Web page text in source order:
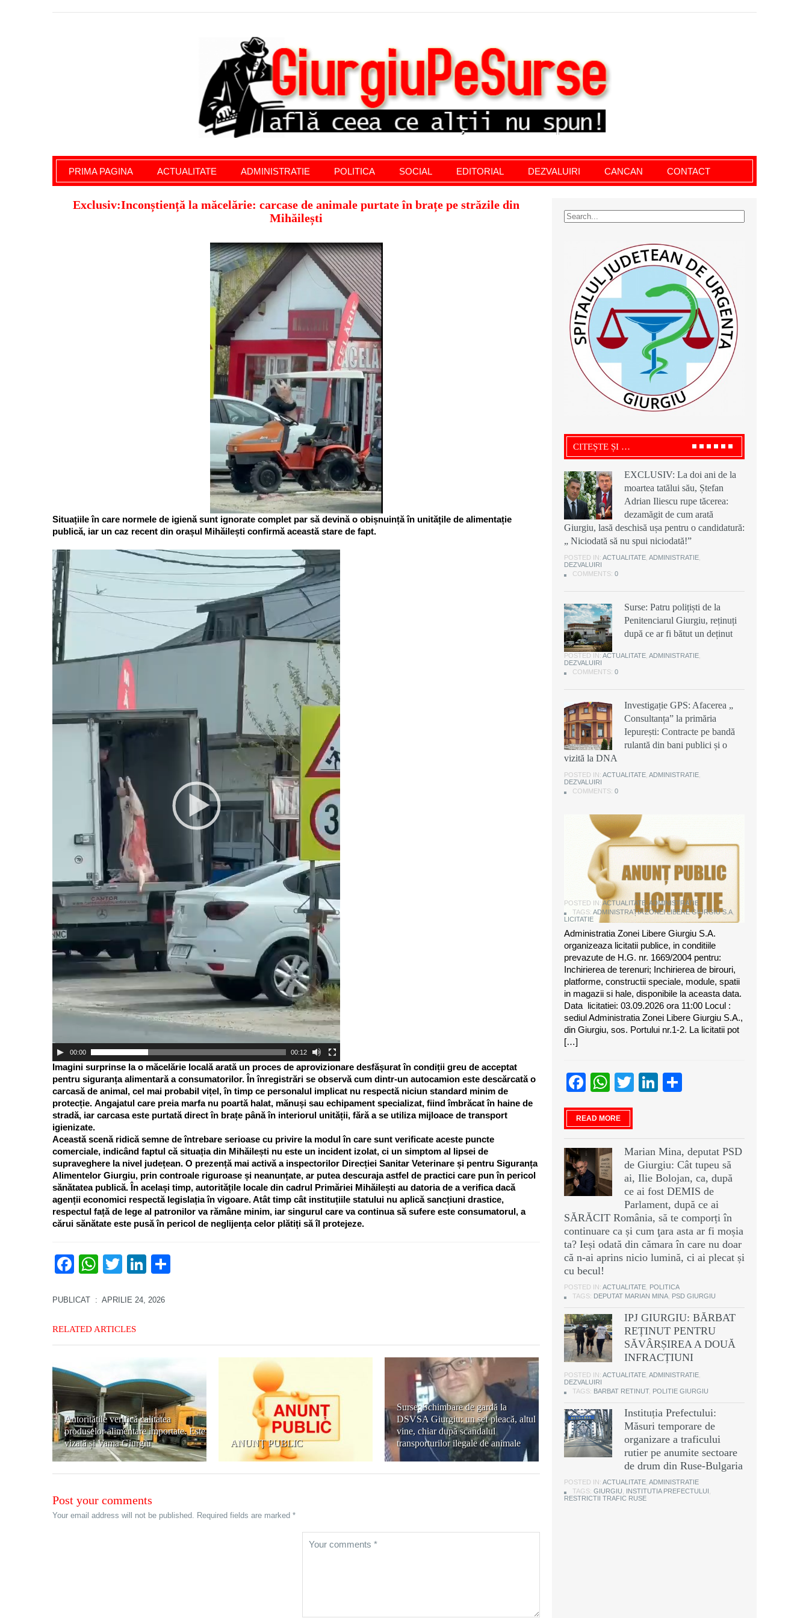
Giurgiu Pe Surse – actualitate giurgiu, administratie giurgiu, stiri politice, social economic, editoriale giurgiu, dezvaluiri, soc, cancan, stiri locale
PRIMA PAGINA ACTUALITATE ADMINISTRATIE POLITICA SOCIAL EDITORIAL DEZVALUIRI CANCAN CONTACT
Exclusiv:Inconștiență la măcelărie: carcase de animale purtate în brațe pe străzile din
Mihăilești
Situațiile în care normele de igienă sunt ignorate complet par să devină o obișnuință în unitățile de alimentație
publică, iar un caz recent din orașul Mihăilești confirmă această stare de fapt.
Player
video
00:00 00:12
Imagini surprinse la o măcelărie locală arată un proces de aprovizionare desfășurat în condiții greu de acceptat
pentru siguranța alimentară a consumatorilor. În înregistrări se observă cum dintr-un autocamion este descărcată o
carcasă de animal, cel mai probabil vițel, în timp ce personalul implicat nu respectă niciun standard minim de
protecție. Angajatul care preia marfa nu poartă halat, mănuși sau echipament specializat, fiind îmbrăcat în haine de
stradă, iar carcasa este purtată direct în brațe până în interiorul unității, fără a se utiliza mijloace de transport
igienizate.
Această scenă ridică semne de întrebare serioase cu privire la modul în care sunt verificate aceste puncte
comerciale, indicând faptul că situația din Mihăilești nu este un incident izolat, ci un simptom al lipsei de
supraveghere la nivel județean. O prezență mai activă a inspectorilor Direcției Sanitar Veterinare și pentru Siguranța
Alimentelor Giurgiu, prin controale riguroase și neanunțate, ar putea descuraja astfel de practici care pun în pericol
sănătatea publică. În același timp, autoritățile locale din cadrul Primăriei Mihăilești au datoria de a verifica dacă
agenții economici respectă legislația în vigoare. Atât timp cât instituțiile statului nu aplică sancțiuni drastice,
respectul față de lege al patronilor va rămâne minim, iar singurul care va continua să sufere este consumatorul, a
cărui sănătate este pusă în pericol de neglijența celor plătiți să îl protejeze.
Facebook
WhatsApp
TwitterLinkedIn
PUBLICAT : APRILIE 24, 2026
RELATED ARTICLES
Autoritățile verifică calitatea
produselor alimentare importate. Este
vizată și Vama Giurgiu
ANUNŢ PUBLIC
Surse: Schimbare de gardă la
DSVSA Giurgiu: un șef pleacă, altul
vine, chiar după scandalul
transporturilor ilegale de animale
Post your comments
Your email address will not be published. Required fields are marked *
CITEȘTE ȘI …
EXCLUSIV: La doi ani de la
moartea tatălui său, Ștefan
Adrian Iliescu rupe tăcerea:
dezamăgit de cum arată
Giurgiu, lasă deschisă ușa pentru o candidatură:
„ Niciodată să nu spui niciodată!”
POSTED IN: ACTUALITATE ADMINISTRATIE
DEZVALUIRI
COMMENTS: 0
Surse: Patru polițiști de la
Penitenciarul Giurgiu, reținuți
după ce ar fi bătut un deținut
POSTED IN: ACTUALITATE ADMINISTRATIE
DEZVALUIRI
COMMENTS: 0
Investigație GPS: Afacerea „
Consultanța” la primăria
Iepurești: Contracte pe bandă
rulantă din bani publici și o
vizită la DNA
POSTED IN: ACTUALITATE ADMINISTRATIE
DEZVALUIRI
COMMENTS: 0
ANUNT DE LICITATIE
POSTED IN:ACTUALITATE ADMINISTRATIE
TAGS: ADMINISTRAȚIA ZONEI LIBERE GIURGIU S.A,
LICITATIE
Administratia Zonei Libere Giurgiu S.A.
organizeaza licitatii publice, in conditiile
prevazute de H.G. nr. 1669/2004 pentru:
Inchirierea de terenuri; Inchirierea de birouri,
platforme, constructii speciale, module, spatii
in magazii si hale, disponibile la aceasta data.
Data licitatiei: 03.09.2026 ora 11:00 Locul :
sediul Administratia Zonei Libere Giurgiu S.A.,
din Giurgiu, sos. Portului nr.1-2. La licitatii pot
[…]
Facebook
WhatsApp
TwitterLinkedIn
READ MORE
Marian Mina, deputat PSD
de Giurgiu: Cât tupeu să
ai, Ilie Bolojan, ca, după
ce ai fost DEMIS de
Parlament, după ce ai
SĂRĂCIT România, să te comporți în
continuare ca și cum ţara asta ar fi moșia
ta? Ieși odată din cămara în care nu doar
că n-ai aprins nicio lumină, ci ai plecat și
cu becul!
POSTED IN: ACTUALITATE POLITICA
TAGS: DEPUTAT MARIAN MINA PSD GIURGIU
IPJ GIURGIU: BĂRBAT
REȚINUT PENTRU
SĂVÂRȘIREA A DOUĂ
INFRACȚIUNI
POSTED IN: ACTUALITATE ADMINISTRATIE
DEZVALUIRI
TAGS: BARBAT RETINUT, POLITIE GIURGIU
Instituția Prefectului:
Măsuri temporare de
organizare a traficului
rutier pe anumite sectoare
de drum din Ruse-Bulgaria
POSTED IN: ACTUALITATE ADMINISTRATIE
TAGS: GIURGIU INSTITUTIA PREFECTULUI
RESTRICTII TRAFIC RUSE